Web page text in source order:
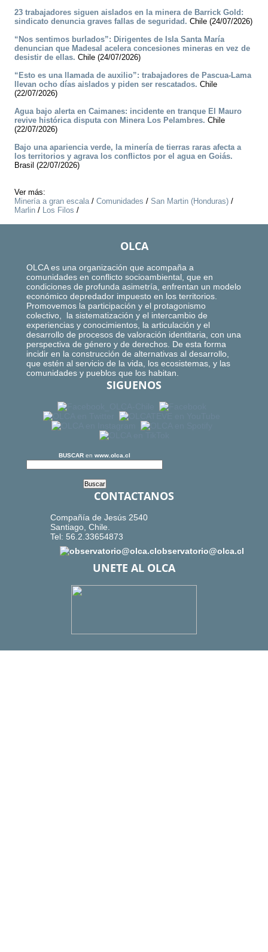
23 trabajadores siguen aislados en la minera de Barrick Gold:
sindicato denuncia graves fallas de seguridad. Chile (24/07/2026)
“Nos sentimos burlados”: Dirigentes de Isla Santa María
denuncian que Madesal acelera concesiones mineras en vez de
desistir de ellas. Chile (24/07/2026)
“Esto es una llamada de auxilio”: trabajadores de Pascua-Lama
llevan ocho días aislados y piden ser rescatados. Chile
(22/07/2026)
Agua bajo alerta en Caimanes: incidente en tranque El Mauro
revive histórica disputa con Minera Los Pelambres. Chile
(22/07/2026)
Bajo una apariencia verde, la minería de tierras raras afecta a
los territorios y agrava los conflictos por el agua en Goiás.
Brasil (22/07/2026)
Ver más:
Minería a gran escala/ Comunidades / San Martin (Honduras) /
Marlin / Los Filos /
OLCA
OLCA es una organización que acompaña a
comunidades en conflicto socioambiental, que en
condiciones de profunda asimetría, enfrentan un modelo
económico depredador impuesto en los territorios.
Promovemos la participación y el protagonismo
colectivo, la sistematización y el intercambio de
experiencias y conocimientos, la articulación y el
desarrollo de procesos de valoración identitaria, con una
perspectiva de género y de derechos. De esta forma
incidir en la construcción de alternativas al desarrollo,
que estén al servicio de la vida, los ecosistemas, y las
comunidades y pueblos que los habitan.
SIGUENOS
BUSCAR en www.olca.cl
CONTACTANOS
Compañía de Jesús 2540
Santiago, Chile.
Tel: 56.2.33654873
observatorio@olca.cl
UNETE AL OLCA